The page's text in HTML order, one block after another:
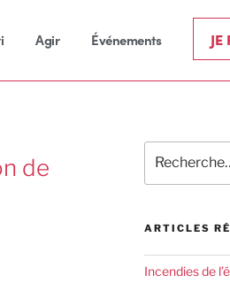
Agir Événements JE
de
ARTICLES
Incendies de